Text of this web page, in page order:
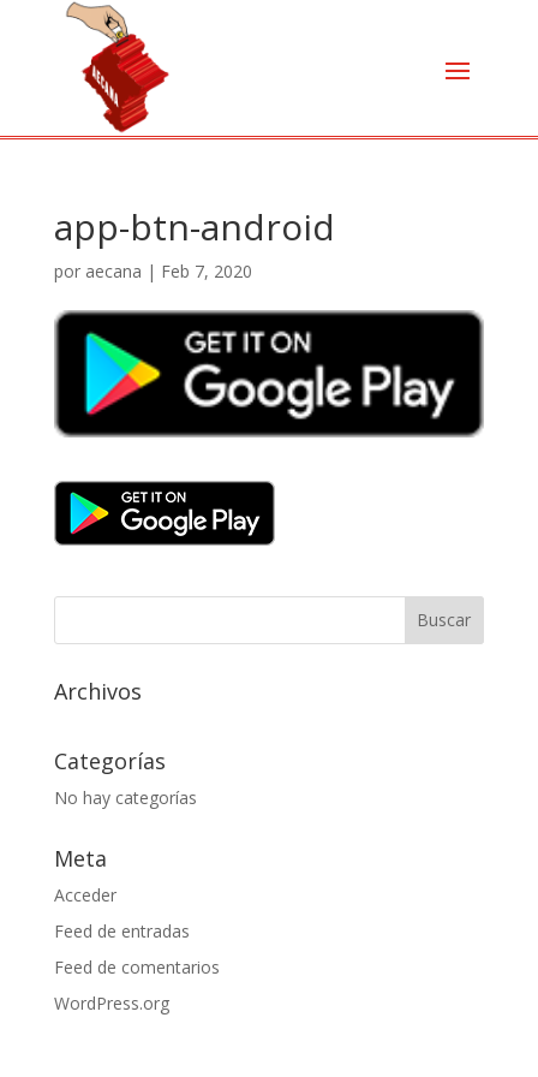
app-btn-android
por aecana | Feb 7, 2020
Archivos
Categorías
No hay categorías
Meta
Acceder
Feed de entradas
Feed de comentarios
WordPress.org